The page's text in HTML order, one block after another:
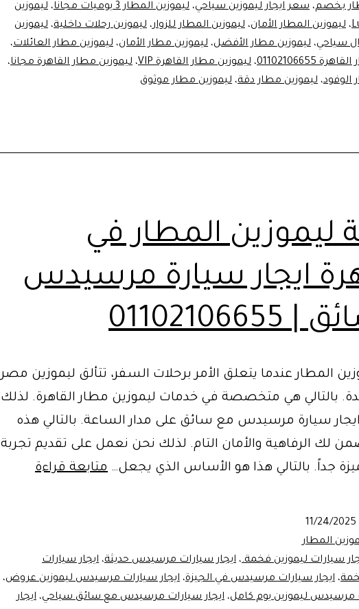
بخصم، سعر ايجار ليموزين سياحي، ليموزين المطار 3 يوميات مجانا ، ليموزين
، ليموزين المطار الأمان، ليموزين المطار للزوار، ليموزين رحلات داخلية، ليموزين
سياحي، ليموزين مطار الأفضل، ليموزين مطار الأمان، ليموزين مطار العائلات،
01102106655
، ليموزين مطار القاهرة VIP ، ليموزين مطار القاهرة مجانا،
الوفود، ليموزين مطار دقة، ليموزين مطار موثوق
ليموزين المطار في
ايجار سيارة مرسيدس
المطار عندما يتعلق الأمر برحلات السفر، تتألق ليموزين مصر
بالتالي هي متخصصة في خدمات ليموزين مطار القاهرة. لذلك
سيارة مرسيدس مع سائق على مدار الساعة. بالتالي هذه
لك الرفاهية والأمان التام. لذلك نحن نعمل على تقديم تجربة
جداً. بالتالي هذا هو الأساس الذي يجعل… متابعة قراءة
ايجار
11/24/2025
المطار
سيارات ليموزين فخمة.، ايجار سيارات مرسيدس حديثة، ايجار سيارات
، ايجار سيارات مرسيدس في الجيزة، ايجار سيارات مرسيدس ليموزين عروض،
مرسيدس ليموزين يوم كامل، ايجار سيارات مرسيدس مع سائق سياحي، ايجار